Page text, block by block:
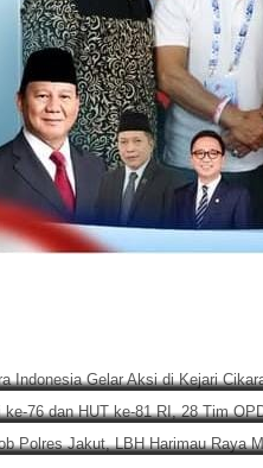
Indonesia Gelar Aksi di
ke-76 dan HUT ke-81 RI,
Polres Jakut, LBH
Heri Samsu Rizal